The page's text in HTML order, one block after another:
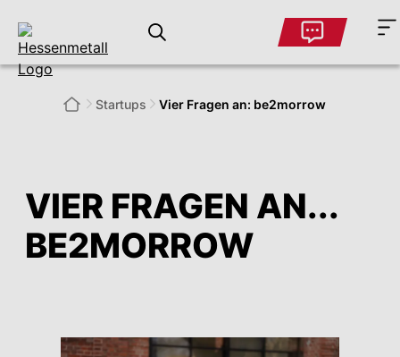
VIER FRAGEN AN...
BE2MORROW
Startups Vier Fragen an: be2morrow